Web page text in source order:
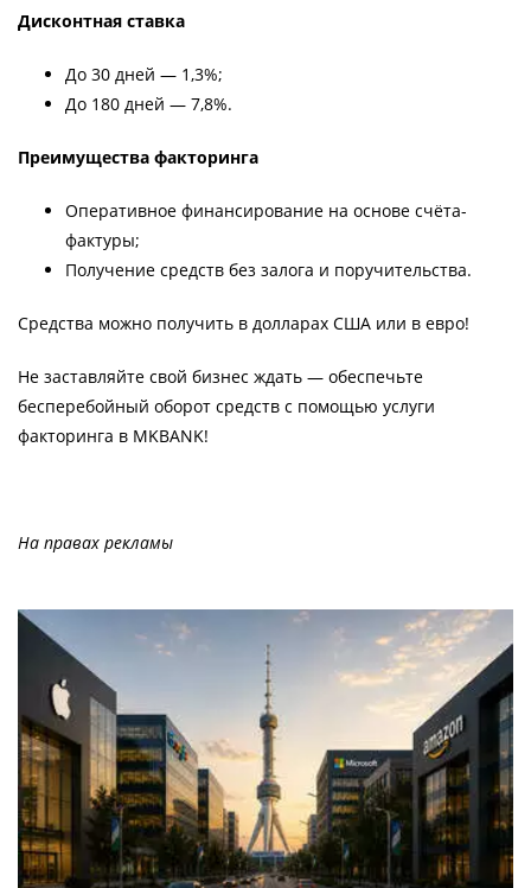
Дисконтная ставка
До 30 дней — 1,3%;
До 180 дней — 7,8%.
Преимущества факторинга
Оперативное финансирование на основе счёта-
фактуры;
Получение средств без залога и поручительства.
Средства можно получить в долларах США или в евро!
Не заставляйте свой бизнес ждать — обеспечьте
бесперебойный оборот средств с помощью услуги
факторинга в MKBANK!
На правах рекламы